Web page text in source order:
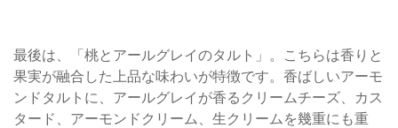
最後は、「桃とアールグレイのタルト」。こちらは香りと
果実が融合した上品な味わいが特徴です。香ばしいアーモ
ンドタルトに、アールグレイが香るクリームチーズ、カス
タード、アーモンドクリーム、生クリームを幾重にも重